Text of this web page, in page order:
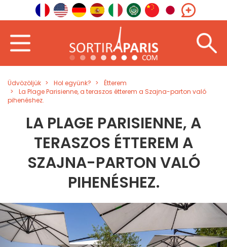
Üdvözöljük Hol együnk?
Étterem
La Plage Parisienne, a teraszos étterem a Szajna-parton való
pihenéshez.
LA PLAGE PARISIENNE, A
TERASZOS ÉTTEREM A
SZAJNA-PARTON VALÓ
PIHENÉSHEZ.